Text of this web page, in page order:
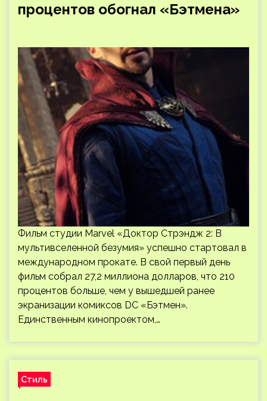
процентов обогнал «Бэтмена»
Фильм студии Marvel «Доктор Стрэндж 2: В
мультивселенной безумия» успешно стартовал в
международном прокате. В свой первый день
фильм собрал 27,2 миллиона долларов, что 210
процентов больше, чем у вышедшей ранее
экранизации комиксов DC «Бэтмен».
Единственным кинопроектом,…
Стиль